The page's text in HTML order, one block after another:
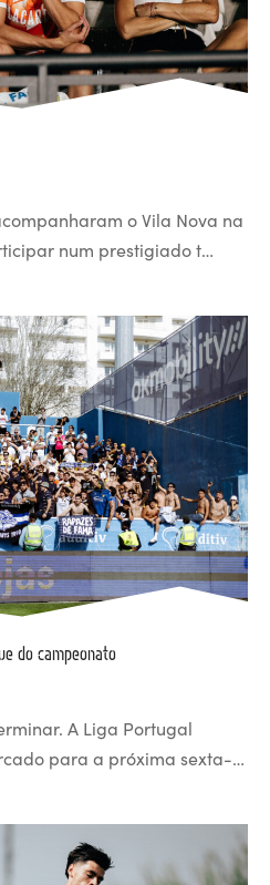
o Vila Nova na
num prestigiado t…
do campeonato
A Liga Portugal
para a próxima sexta-…